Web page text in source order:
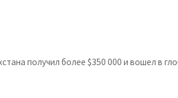
получил более $350 000 и вошел в